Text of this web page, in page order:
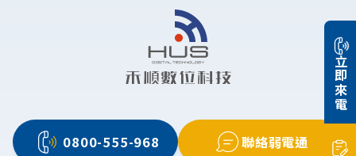
立即來電
0800-555-968 聯絡弱電通